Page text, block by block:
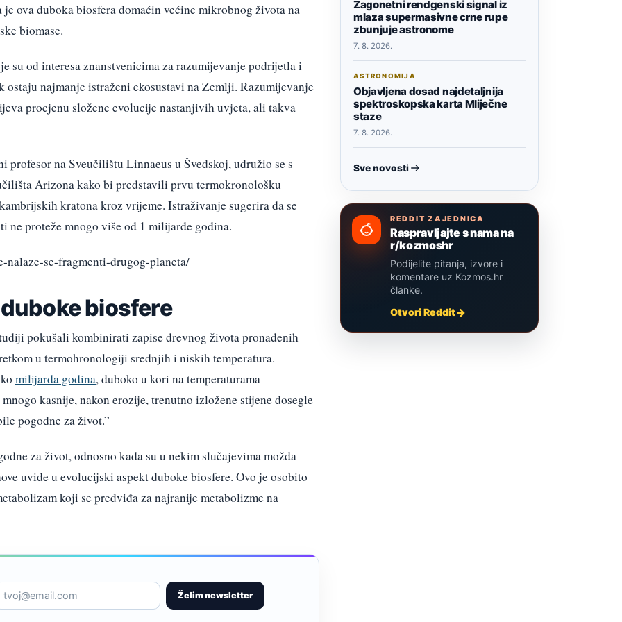
ova duboka biosfera domaćin većine mikrobnog života na
biomase.
su od interesa znanstvenicima za razumijevanje podrijetla i
ostaju najmanje istraženi ekosustavi na Zemlji. Razumijevanje
procjenu složene evolucije nastanjivih uvjeta, ali takva
na Sveučilištu Linnaeus u Švedskoj, udružio se s
Arizona kako bi predstavili prvu termokronološku
kratona kroz vrijeme. Istraživanje sugerira da se
ne proteže mnogo više od 1 milijarde godina.
nalaze-se-fragmenti-drugog-planeta/
biosfere
pokušali kombinirati zapise drevnog života pronađenih
u termohronologiji srednjih i niskih temperatura.
milijarda godina, duboko u kori na temperaturama
kasnije, nakon erozije, trenutno izložene stijene dosegle
pogodne za život.”
za život, odnosno kada su u nekim slučajevima možda
uvide u evolucijski aspekt duboke biosfere. Ovo je osobito
koji se predviđa za najranije metabolizme na
Želim newsletter
Zagonetni rendgenski signal iz
mlaza supermasivne crne rupe
zbunjuje astronome
7. 8. 2026.
ASTRONOMIJA
Objavljena dosad najdetaljnija
spektroskopska karta Mliječne
staze
7. 8. 2026.
Sve novosti
REDDIT ZAJEDNICA
Raspravljajte s nama na
r/kozmoshr
Podijelite pitanja, izvore i
komentare uz Kozmos.hr
članke.
Otvori Reddit